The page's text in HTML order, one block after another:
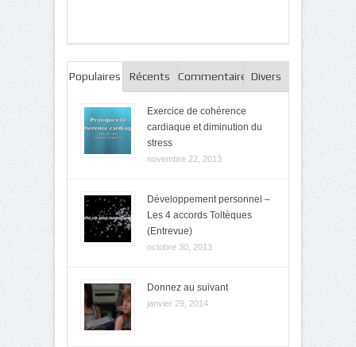
Populaires Récents CommentairesDivers
Exercice de cohérence
cardiaque et diminution du
stress
novembre 22, 2013
Développement personnel –
Les 4 accords Toltèques
(Entrevue)
octobre 30, 2013
Donnez au suivant
janvier 29, 2014